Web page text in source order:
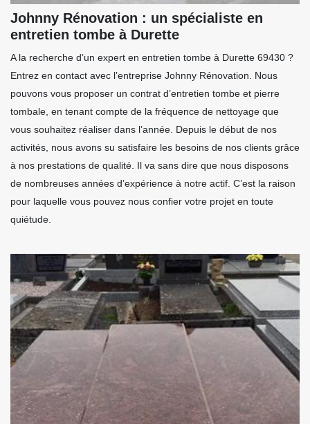
Johnny Rénovation : un spécialiste en
entretien tombe à Durette
A la recherche d’un expert en entretien tombe à Durette 69430 ?
Entrez en contact avec l’entreprise Johnny Rénovation. Nous
pouvons vous proposer un contrat d’entretien tombe et pierre
tombale, en tenant compte de la fréquence de nettoyage que
vous souhaitez réaliser dans l’année. Depuis le début de nos
activités, nous avons su satisfaire les besoins de nos clients grâce
à nos prestations de qualité. Il va sans dire que nous disposons
de nombreuses années d’expérience à notre actif. C’est la raison
pour laquelle vous pouvez nous confier votre projet en toute
quiétude.